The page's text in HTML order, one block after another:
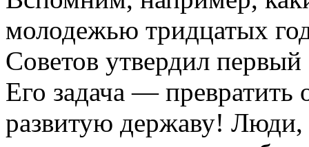
молодежью тридцатых
Советов утвердил
Его задача — превратить
развитую державу! Люди,